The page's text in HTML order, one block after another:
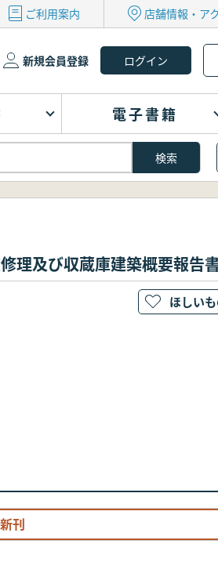
ご利用案内 店舗情報・ア
新規会員登録
電子書籍
理及び収蔵庫建築概要報告
新刊
ほしい